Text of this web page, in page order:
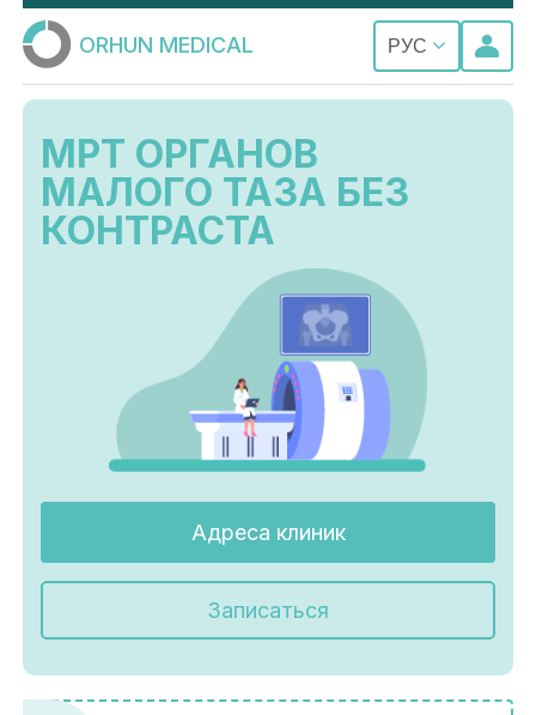
ORHUN MEDICAL РУС
МРТ ОРГАНОВ
МАЛОГО ТАЗА БЕЗ
КОНТРАСТА
Адреса клиник
Записаться